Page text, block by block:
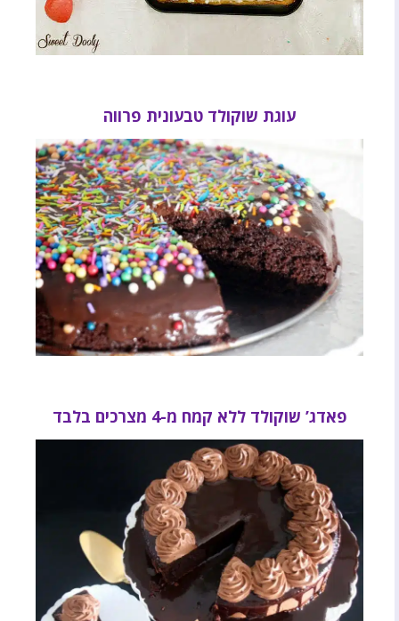
עוגת שוקולד טבעונית פרווה
פאדג’ שוקולד ללא קמח מ-4 מצרכים בלבד